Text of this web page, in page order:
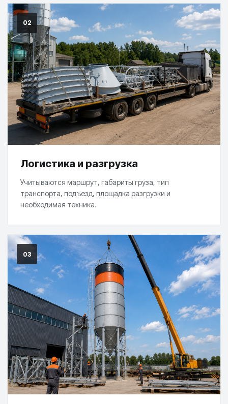
02
Логистика и разгрузка
Учитываются маршрут, габариты груза, тип
транспорта, подъезд, площадка разгрузки и
необходимая техника.
03